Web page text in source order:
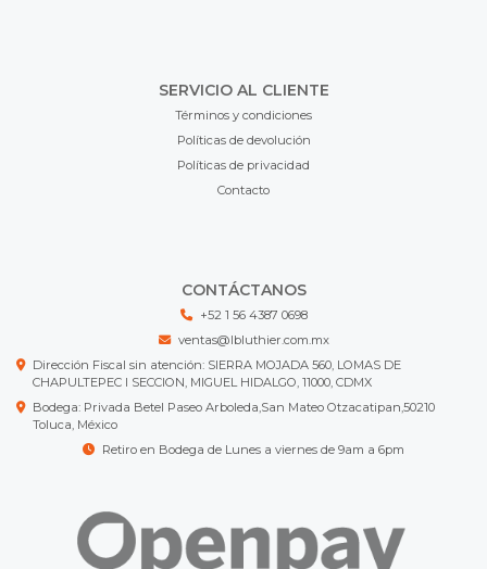
SERVICIO AL CLIENTE
Términos y condiciones
Políticas de devolución
Políticas de privacidad
Contacto
CONTÁCTANOS
+52 1 56 4387 0698
ventas@lbluthier.com.mx
Dirección Fiscal sin atención: SIERRA MOJADA 560, LOMAS DE
CHAPULTEPEC I SECCION, MIGUEL HIDALGO, 11000, CDMX
Bodega: Privada Betel Paseo Arboleda,San Mateo Otzacatipan,50210
Toluca, México
Retiro en Bodega de Lunes a viernes de 9am a 6pm